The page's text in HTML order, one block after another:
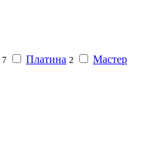
7 Платина 2
Мастер